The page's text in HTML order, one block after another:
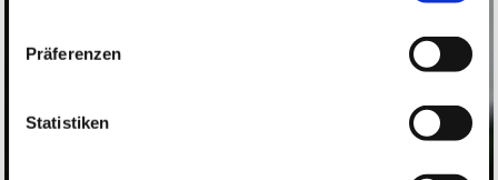
Präferenzen
Statistiken